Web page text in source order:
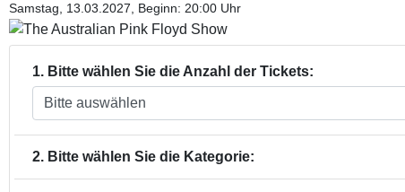
Samstag, 13.03.2027, Beginn: 20:00 Uhr
1. Bitte wählen Sie die Anzahl der Tickets:
2. Bitte wählen Sie die Kategorie: